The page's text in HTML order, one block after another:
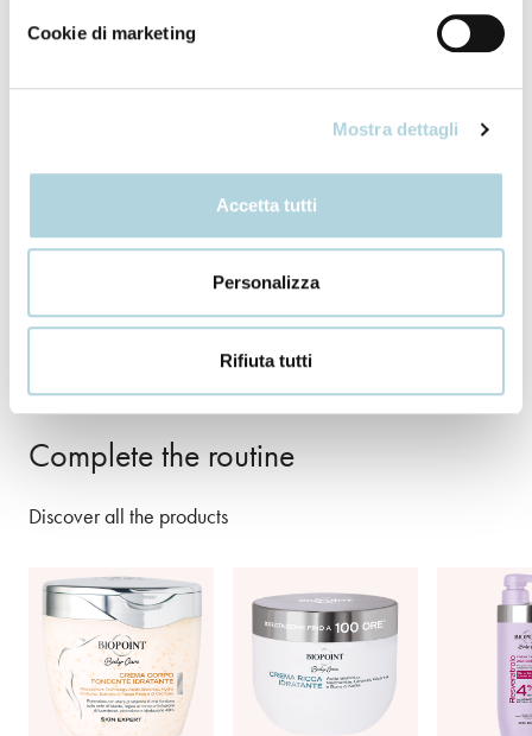
Cookie di marketing
Mostra dettagli
Accetta tutti
Personalizza
Rifiuta tutti
Apply the cream all over your body daily with a light
Our ingredients
+ INCI
Complete the routine
Discover all the products